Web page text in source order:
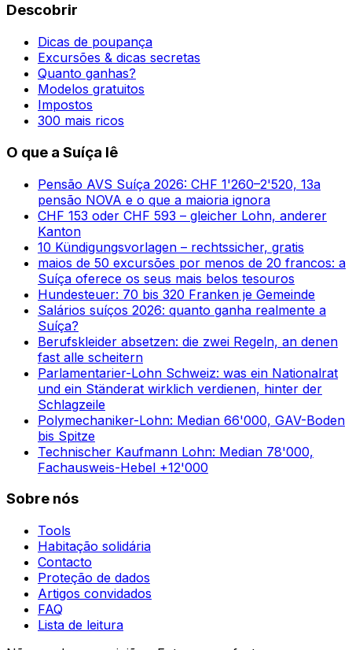
Descobrir
Dicas de poupança
Excursões & dicas secretas
Quanto ganhas?
Modelos gratuitos
Impostos
300 mais ricos
O que a Suíça lê
Pensão AVS Suíça 2026: CHF 1'260–2'520, 13a
pensão NOVA e o que a maioria ignora
CHF 153 oder CHF 593 – gleicher Lohn, anderer
Kanton
10 Kündigungsvorlagen – rechtssicher, gratis
maios de 50 excursões por menos de 20 francos: a
Suíça oferece os seus mais belos tesouros
Hundesteuer: 70 bis 320 Franken je Gemeinde
Salários suíços 2026: quanto ganha realmente a
Suíça?
Berufskleider absetzen: die zwei Regeln, an denen
fast alle scheitern
Parlamentarier-Lohn Schweiz: was ein Nationalrat
und ein Ständerat wirklich verdienen, hinter der
Schlagzeile
Polymechaniker-Lohn: Median 66'000, GAV-Boden
bis Spitze
Technischer Kaufmann Lohn: Median 78'000,
Fachausweis-Hebel +12'000
Sobre nós
Tools
Habitação solidária
Contacto
Proteção de dados
Artigos convidados
FAQ
Lista de leitura